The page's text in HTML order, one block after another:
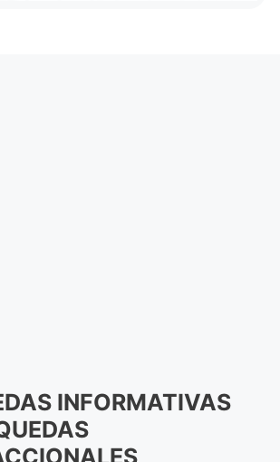
INFORMATIVAS